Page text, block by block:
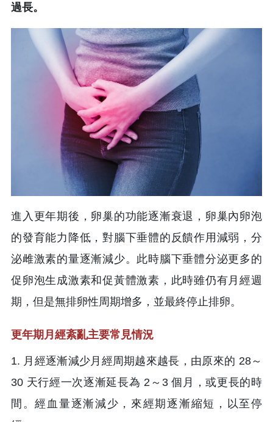
過長。
進入更年期後，卵巢的功能逐漸衰退，卵巢內卵泡
的發育能力降低，對腦下垂體的反饋作用減弱，分
泌雌激素的量逐漸減少。此時腦下垂體分泌更多的
促卵泡生成激素和促黃體激素，此時雖仍有月經週
期，但是無排卵性周期增多，並最終停止排卵。
更年期月經紊亂主要常見情況
1. 月經逐漸減少月經周期越來越長，由原來的 28～
30 天行經一次逐漸延長為 2～3 個月，或更長的時
間。經血量逐漸減少，來經期逐漸縮短，以至停